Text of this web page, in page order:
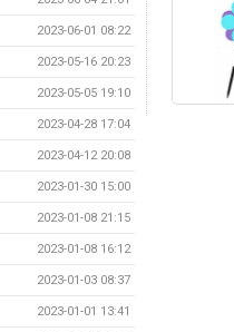
2023-06-01 08:22
2023-05-16 20:23
2023-05-05 19:10
2023-04-28 17:04
2023-04-12 20:08
2023-01-30 15:00
2023-01-08 21:15
2023-01-08 16:12
2023-01-03 08:37
2023-01-01 13:41